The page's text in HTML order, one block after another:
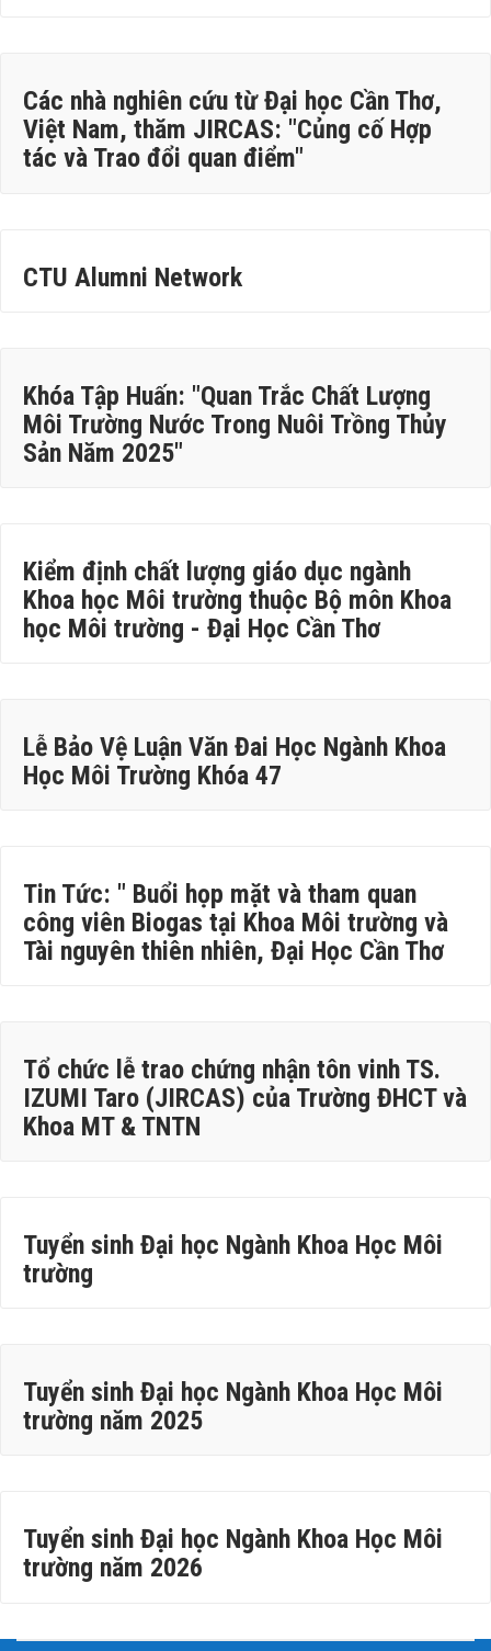
Các nhà nghiên cứu từ Đại học Cần Thơ,
Việt Nam, thăm JIRCAS: "Củng cố Hợp
tác và Trao đổi quan điểm"
CTU Alumni Network
Khóa Tập Huấn: "Quan Trắc Chất Lượng
Môi Trường Nước Trong Nuôi Trồng Thủy
Sản Năm 2025"
Kiểm định chất lượng giáo dục ngành
Khoa học Môi trường thuộc Bộ môn Khoa
học Môi trường - Đại Học Cần Thơ
Lễ Bảo Vệ Luận Văn Đai Học Ngành Khoa
Học Môi Trường Khóa 47
Tin Tức: " Buổi họp mặt và tham quan
công viên Biogas tại Khoa Môi trường và
Tài nguyên thiên nhiên, Đại Học Cần Thơ
Tổ chức lễ trao chứng nhận tôn vinh TS.
IZUMI Taro (JIRCAS) của Trường ĐHCT và
Khoa MT & TNTN
Tuyển sinh Đại học Ngành Khoa Học Môi
trường
Tuyển sinh Đại học Ngành Khoa Học Môi
trường năm 2025
Tuyển sinh Đại học Ngành Khoa Học Môi
trường năm 2026